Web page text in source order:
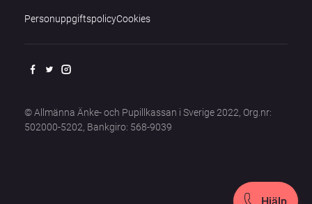
PersonuppgiftspolicyCookies
© Allmänna Änke- och Pupillkassan i Sverige 2022, Org.nr:
502000-5202, Bankgiro: 568-9039
Hjälp